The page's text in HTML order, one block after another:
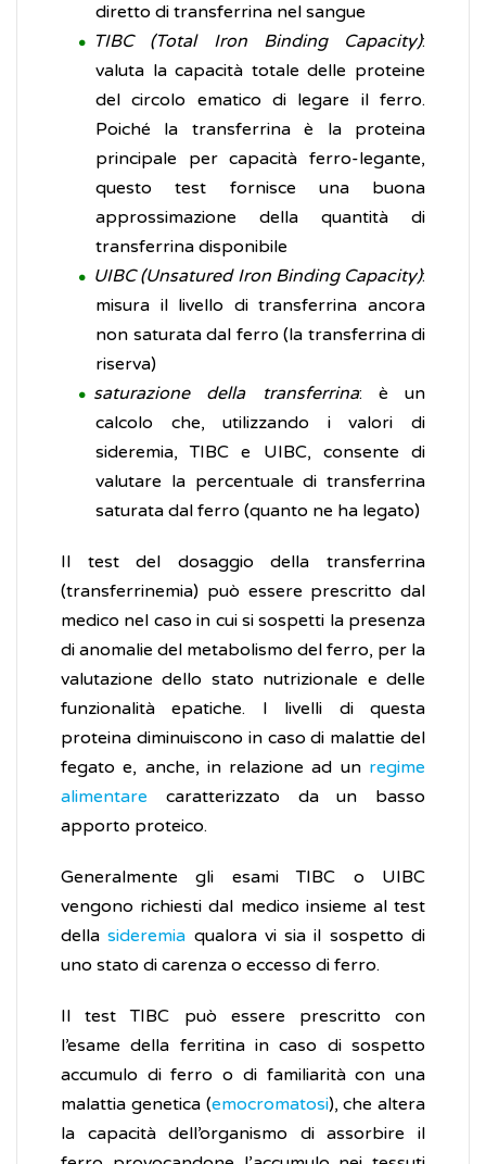
diretto di transferrina nel sangue
TIBC
(Total Iron Binding Capacity):
valuta la capacità totale delle proteine
del circolo ematico di legare il ferro.
Poiché la transferrina è la proteina
principale per capacità ferro-legante,
questo test fornisce una buona
approssimazione della quantità di
transferrina disponibile
UIBC (Unsatured Iron Binding Capacity):
misura il livello di transferrina ancora
non saturata dal ferro (la transferrina di
riserva)
saturazione della transferrina: è un
calcolo che, utilizzando i valori di
sideremia, TIBC e UIBC, consente di
valutare la percentuale di transferrina
saturata dal ferro (quanto ne ha legato)
Il test del dosaggio della transferrina
(transferrinemia) può essere prescritto dal
medico nel caso in cui si sospetti la presenza
di anomalie del metabolismo del ferro, per la
valutazione dello stato nutrizionale e delle
funzionalità epatiche. I livelli di questa
proteina diminuiscono in caso di malattie del
fegato e, anche, in relazione ad un regime
alimentare caratterizzato da un basso
apporto proteico.
Generalmente gli esami TIBC o UIBC
vengono richiesti dal medico insieme al test
dellasideremia qualora vi sia il sospetto di
uno stato di carenza o eccesso di ferro.
Il test TIBC può essere prescritto con
l’esame della ferritina in caso di sospetto
accumulo di ferro o di familiarità con una
malattia genetica (emocromatosi), che altera
la capacità dell’organismo di assorbire il